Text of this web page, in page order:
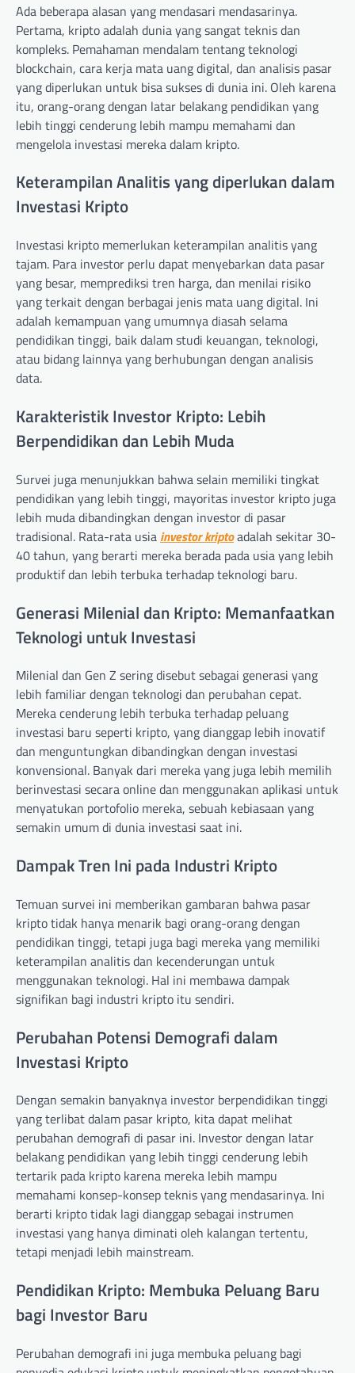
Ada beberapa alasan yang mendasari mendasarinya.
Pertama, kripto adalah dunia yang sangat teknis dan
kompleks. Pemahaman mendalam tentang teknologi
blockchain, cara kerja mata uang digital, dan analisis pasar
yang diperlukan untuk bisa sukses di dunia ini. Oleh karena
itu, orang-orang dengan latar belakang pendidikan yang
lebih tinggi cenderung lebih mampu memahami dan
mengelola investasi mereka dalam kripto.
Keterampilan Analitis yang diperlukan dalam
Investasi Kripto
Investasi kripto memerlukan keterampilan analitis yang
tajam. Para investor perlu dapat menyebarkan data pasar
yang besar, memprediksi tren harga, dan menilai risiko
yang terkait dengan berbagai jenis mata uang digital. Ini
adalah kemampuan yang umumnya diasah selama
pendidikan tinggi, baik dalam studi keuangan, teknologi,
atau bidang lainnya yang berhubungan dengan analisis
data.
Karakteristik Investor Kripto: Lebih
Berpendidikan dan Lebih Muda
Survei juga menunjukkan bahwa selain memiliki tingkat
pendidikan yang lebih tinggi, mayoritas investor kripto juga
lebih muda dibandingkan dengan investor di pasar
tradisional. Rata-rata usia investor kriptoadalah sekitar 30-
40 tahun, yang berarti mereka berada pada usia yang lebih
produktif dan lebih terbuka terhadap teknologi baru.
Generasi Milenial dan Kripto: Memanfaatkan
Teknologi untuk Investasi
Milenial dan Gen Z sering disebut sebagai generasi yang
lebih familiar dengan teknologi dan perubahan cepat.
Mereka cenderung lebih terbuka terhadap peluang
investasi baru seperti kripto, yang dianggap lebih inovatif
dan menguntungkan dibandingkan dengan investasi
konvensional. Banyak dari mereka yang juga lebih memilih
berinvestasi secara online dan menggunakan aplikasi untuk
menyatukan portofolio mereka, sebuah kebiasaan yang
semakin umum di dunia investasi saat ini.
Dampak Tren Ini pada Industri Kripto
Temuan survei ini memberikan gambaran bahwa pasar
kripto tidak hanya menarik bagi orang-orang dengan
pendidikan tinggi, tetapi juga bagi mereka yang memiliki
keterampilan analitis dan kecenderungan untuk
menggunakan teknologi. Hal ini membawa dampak
signifikan bagi industri kripto itu sendiri.
Perubahan Potensi Demografi dalam
Investasi Kripto
Dengan semakin banyaknya investor berpendidikan tinggi
yang terlibat dalam pasar kripto, kita dapat melihat
perubahan demografi di pasar ini. Investor dengan latar
belakang pendidikan yang lebih tinggi cenderung lebih
tertarik pada kripto karena mereka lebih mampu
memahami konsep-konsep teknis yang mendasarinya. Ini
berarti kripto tidak lagi dianggap sebagai instrumen
investasi yang hanya diminati oleh kalangan tertentu,
tetapi menjadi lebih mainstream.
Pendidikan Kripto: Membuka Peluang Baru
bagi Investor Baru
Perubahan demografi ini juga membuka peluang bagi